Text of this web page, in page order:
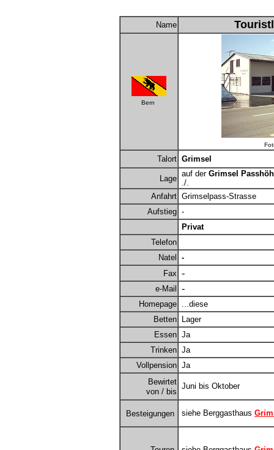
Name
Bern
Talort Grimsel
Lage
auf der Grimsel
./.
Anfahrt Grimselpass-Strasse
Aufstieg -
Privat
Telefon
Natel
-
Fax -
e-Mail -
Homepage ...diese
Betten
Lager
Essen Ja
Trinken Ja
Vollpension Ja
Bewirtet
von / bis
Juni bis Oktober
Besteigungen siehe Berggasthaus